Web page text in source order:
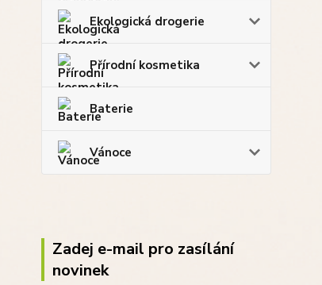
Ekologická drogerie
Přírodní kosmetika
Baterie
Vánoce
Zadej e-mail pro zasílání
novinek